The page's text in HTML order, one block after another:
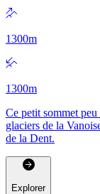
1300m
1300m
Ce petit sommet
glaciers de la
de la Dent.
Explorer